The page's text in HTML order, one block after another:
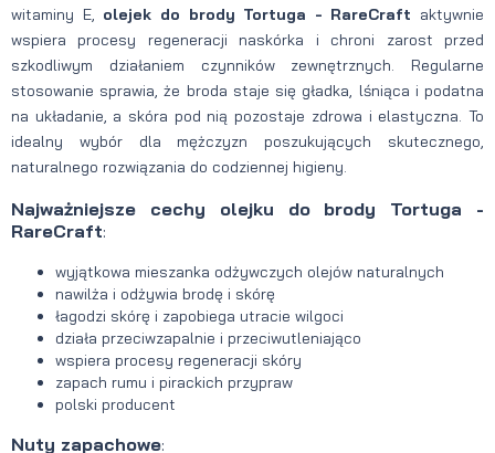
witaminy E, olejek do brody Tortuga - RareCraft aktywnie
wspiera procesy regeneracji naskórka i chroni zarost przed
szkodliwym działaniem czynników zewnętrznych. Regularne
stosowanie sprawia, że broda staje się gładka, lśniąca i podatna
na układanie, a skóra pod nią pozostaje zdrowa i elastyczna. To
idealny wybór dla mężczyzn poszukujących skutecznego,
naturalnego rozwiązania do codziennej higieny.
Najważniejsze cechy olejku do brody Tortuga -
RareCraft:
wyjątkowa mieszanka odżywczych olejów naturalnych
nawilża i odżywia brodę i skórę
łagodzi skórę i zapobiega utracie wilgoci
działa przeciwzapalnie i przeciwutleniająco
wspiera procesy regeneracji skóry
zapach rumu i pirackich przypraw
polski producent
Nuty zapachowe: